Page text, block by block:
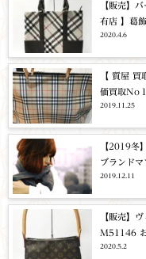
【販売】
有店 】葛
住・東京都
2020.4.6
【 質屋
価買取No
2019.11.25
【2019冬
ブランドマ
2019.12.11
【販売】
M51146
区・墨田区
2020.5.2